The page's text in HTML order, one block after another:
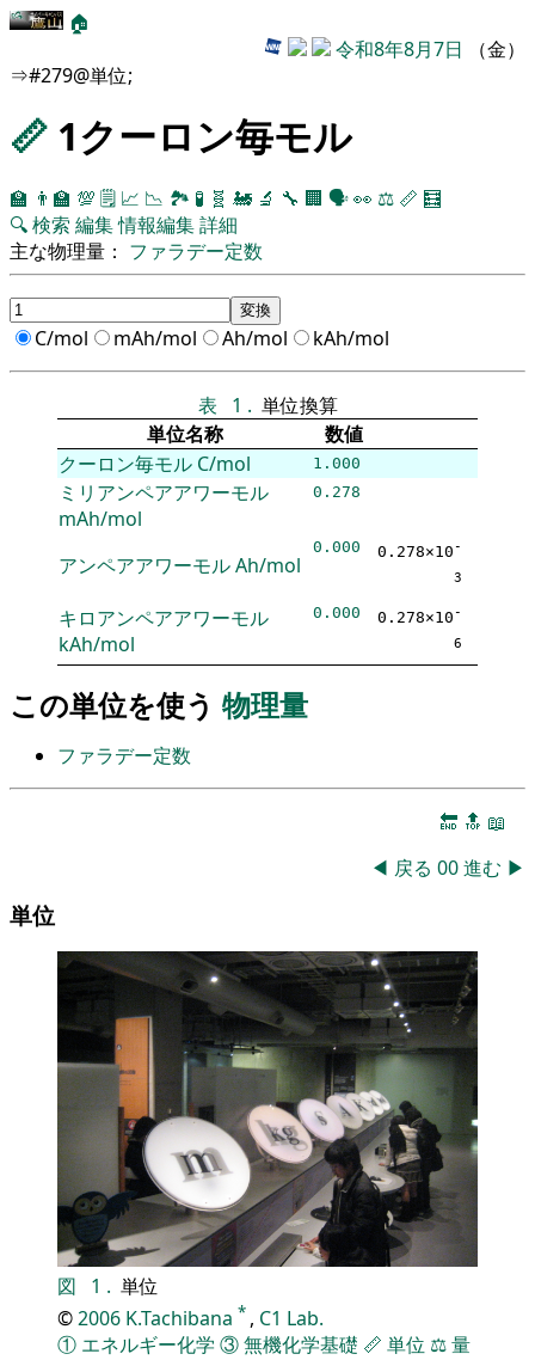
🏠
令和8年8月7日 （金）
⇒#279@単位;
📏 1クーロン毎モル
🏫 👨‍🏫 💯 🗒️ 📈 📉 🏞 🧪 🧬 🚂 🔬 🔧 🏢 🗣️👀 ⚖️ 📏 🧮
🔍検索 編集情報編集詳細
主な物理量： ファラデー定数
C/mol mAh/mol Ah/mol kAh/mol
表 1 . 単位換算
単位名称
数値
クーロン毎モル C/mol 1.000
ミリアンペアアワーモル
mAh/mol
0.278
アンペアアワーモルAh/mol
0.000 0.278×10-
3
キロアンペアアワーモル
kAh/mol
0.000 0.278×10-
6
この単位を使う 物理量
ファラデー定数
🔚 🔝 📖
◀ 戻る 00進む ▶
単位
図 1 . 単位
©2006 K.Tachibana * , C1 Lab.
① エネルギー化学 ③無機化学基礎 📏 単位 ⚖️量